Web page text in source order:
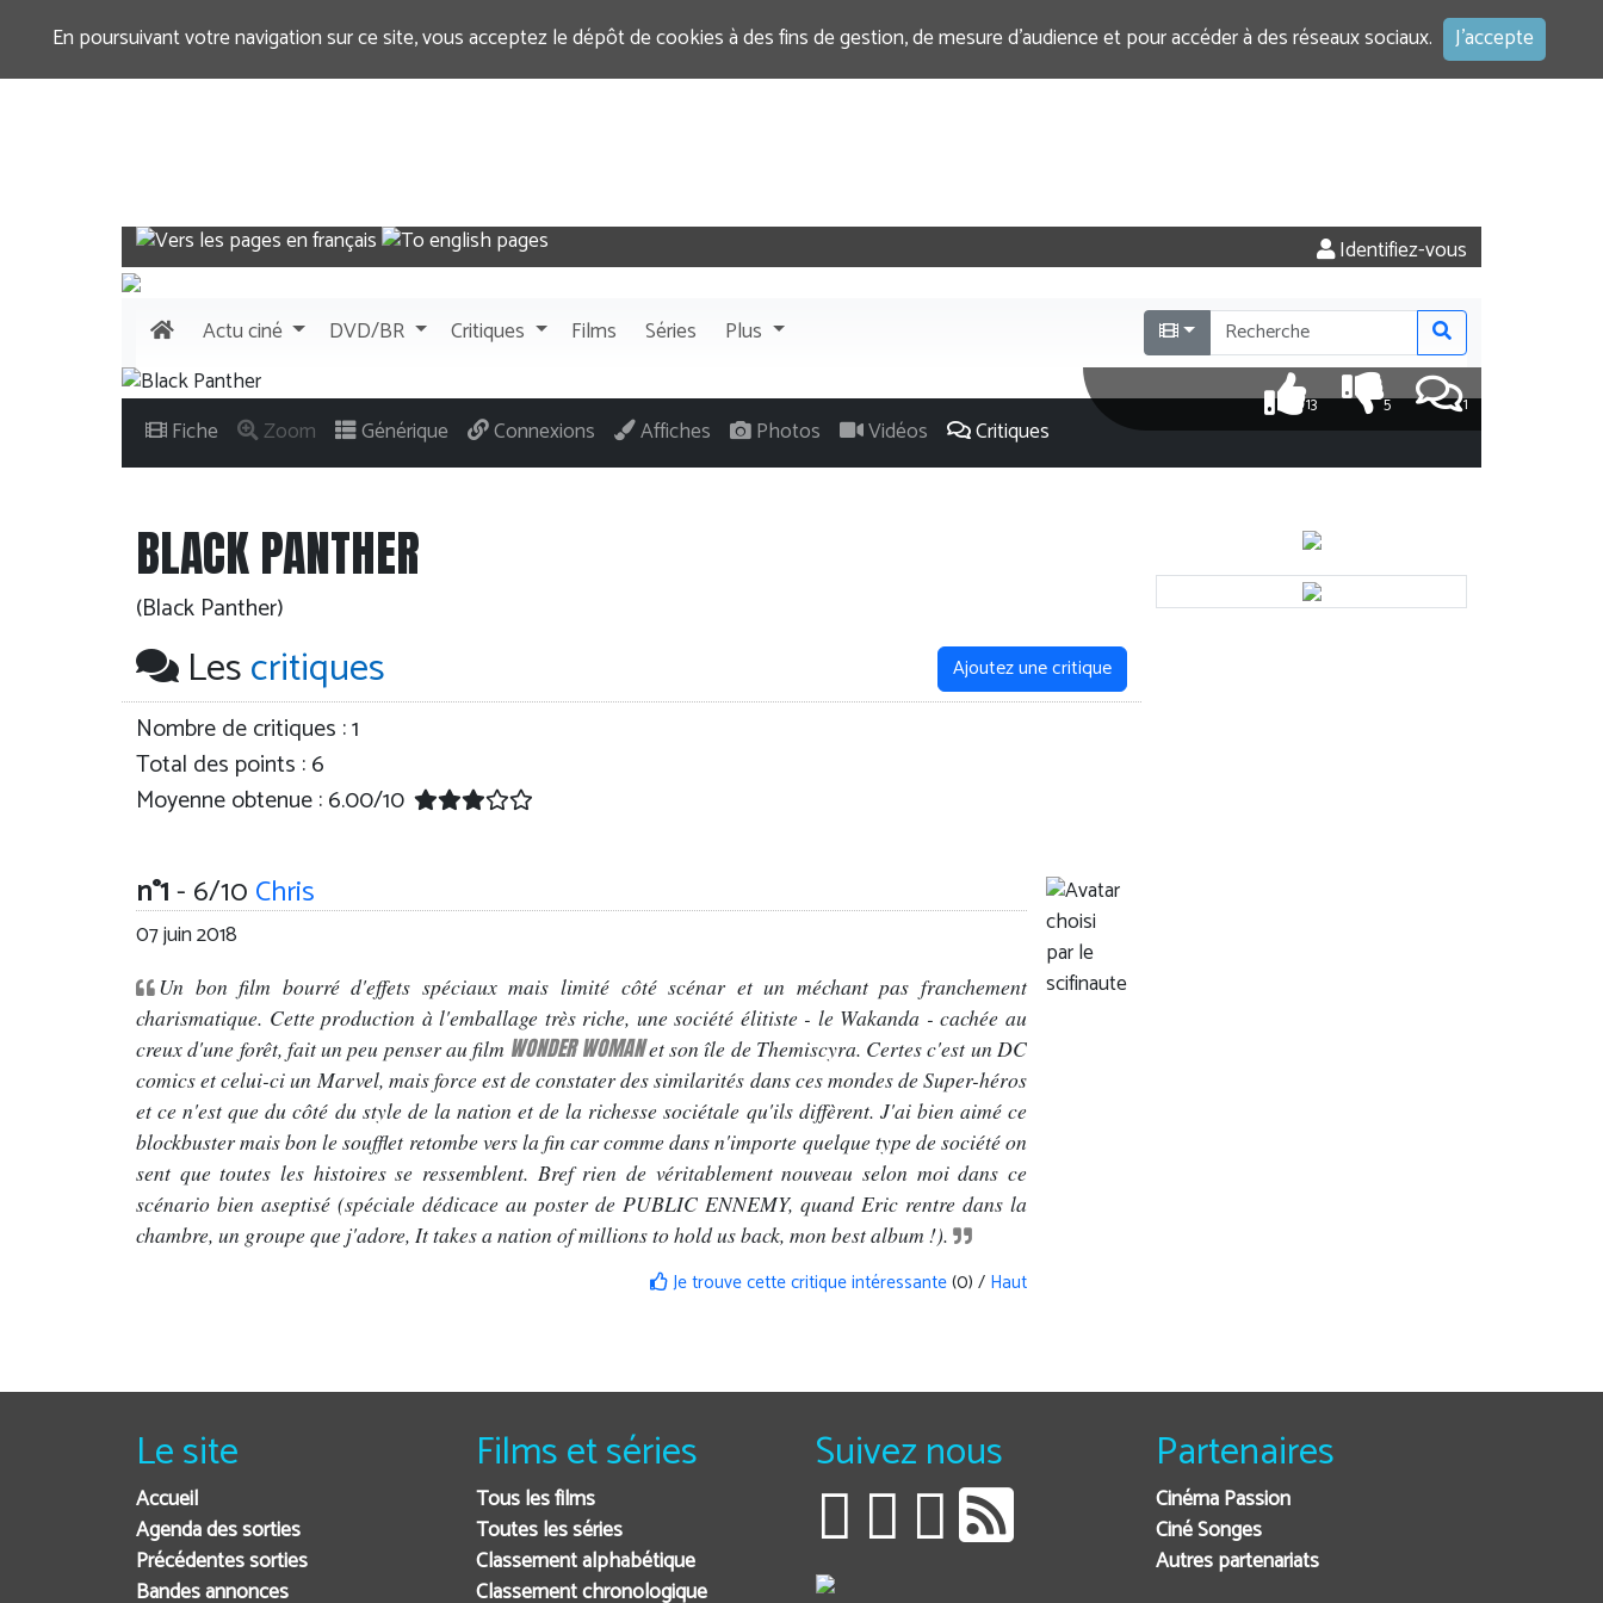
En poursuivant votre navigation sur ce site, vous acceptez le dépôt de cookies à des fins de gestion, de mesure d’audience et pour accéder à des réseaux sociaux. J'accepte
Identifiez-vous
Actuciné DVD/BR Critiques Films Séries Plus
1
5
13
Fiche Zoom Générique Connexions Affiches Photos Vidéos Critiques
BLACK PANTHER
(Black Panther)
Lescritiques Ajoutez une critique
Nombre de critiques :1
Total des points : 6
Moyenne obtenue :6.00/10
n°1- 6/10 Chris
07 juin 2018
Un bon film bourré d'effets spéciaux mais limité côté scénar et un méchant pas franchement
charismatique. Cette production à l'emballage très riche, une société élitiste - le Wakanda - cachée au
creux d'une forêt, fait un peu penser au film WONDER WOMANet son île de Themiscyra. Certes c'est un DC
comics et celui-ci un Marvel, mais force est de constater des similarités dans ces mondes de Super-héros
et ce n'est que du côté du style de la nation et de la richesse sociétale qu'ils diffèrent. J'ai bien aimé ce
blockbuster mais bon le soufflet retombe vers la fin car comme dans n'importe quelque type de société on
sent que toutes les histoires se ressemblent. Bref rien de véritablement nouveau selon moi dans ce
scénario bien aseptisé (spéciale dédicace au poster de PUBLIC ENNEMY, quand Eric rentre dans la
chambre, un groupe que j'adore, It takes a nation of millions to hold us back, mon best album !).
Je trouve cette critique intéressante(0) / Haut
Le site
Accueil
Agenda des sorties
Précédentes sorties
Bandes annonces
Films et séries
Tous les films
Toutes les séries
Classement alphabétique
Classement chronologique
Suivez nous Partenaires
Cinéma Passion
Ciné Songes
Autres partenariats